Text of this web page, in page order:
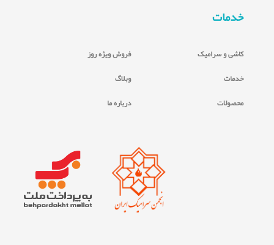
خدمات
کاشی و سرامیک
خدمات
محصولات
فروش ویژه روز
وبلاگ
درباره ما